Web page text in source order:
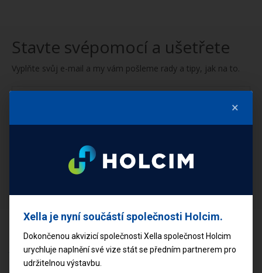
Stavte svépomocí a ušetřete
Vyplňte svůj e-mail a my vám pošleme rady a tipy, jak na to.
Mám zájem o:
ČLÁNKY
×
Xella je nyní součástí společnosti Holcim.
Dokončenou akvizicí společnosti Xella společnost Holcim
urychluje naplnění své vize stát se předním partnerem pro
udržitelnou výstavbu.